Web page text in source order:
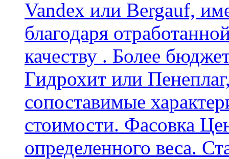
Vandex или Bergauf,
благодаря
качеству . Более
Гидрохит или
сопоставимые
стоимости. Фасовка
определенного веса.